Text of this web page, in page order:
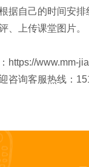
据自己的时间安
、上传课堂图片。
https://www.mm-
咨询客服热线：